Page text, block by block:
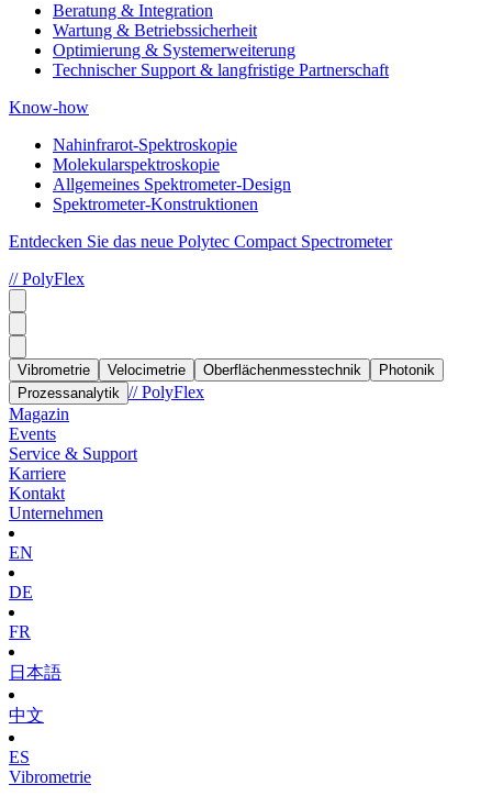
Beratung & Integration
Wartung & Betriebssicherheit
Optimierung & Systemerweiterung
Technischer Support & langfristige Partnerschaft
Know-how
Nahinfrarot-Spektroskopie
Molekularspektroskopie
Allgemeines Spektrometer-Design
Spektrometer-Konstruktionen
Entdecken Sie das neue Polytec Compact Spectrometer
// PolyFlex
Vibrometrie Velocimetrie Oberflächenmesstechnik
Photonik
Prozessanalytik // PolyFlex
Magazin
Events
Service & Support
Karriere
Kontakt
Unternehmen
EN
DE
FR
日本語
中文
ES
Vibrometrie